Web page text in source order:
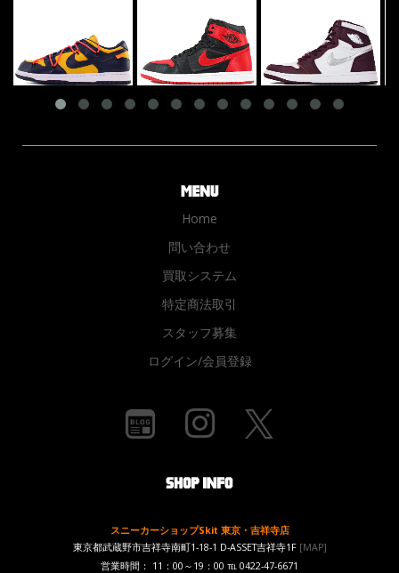
Home
問い合わせ
買取システム
特定商法取引
スタッフ募集
ログイン/会員登録
スニーカーショップSkit 東京・吉祥寺店
東京都武蔵野市吉祥寺南町1-18-1 D-ASSET吉祥寺1F [MAP]
営業時間： 11：00～19：00 ℡ 0422-47-6671